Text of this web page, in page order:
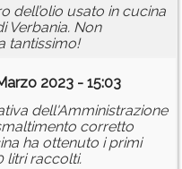
dell’olio usato in cucina
Verbania. Non
tantissimo!
2023 - 15:03
dell'Amministrazione
corretto
ha ottenuto i primi
litri raccolti.